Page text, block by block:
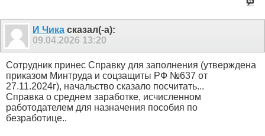
И Чика сказал(-а):
09.04.2026 13:20
Сотрудник принес Справку для заполнения (утверждена
приказом Минтруда и соцзащиты РФ №637 от
27.11.2024г), начальство сказало посчитать...
Справка о среднем заработке, исчисленном
работодателем для назначения пособия по
безработице..